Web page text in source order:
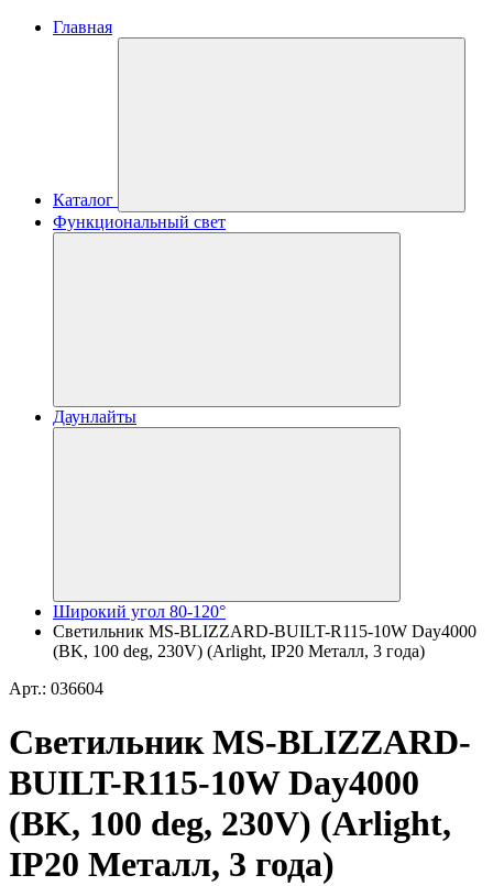
Главная
Каталог
Функциональный свет
Даунлайты
Широкий угол 80-120°
Светильник MS-BLIZZARD-BUILT-R115-10W Day4000
(BK, 100 deg, 230V) (Arlight, IP20 Металл, 3 года)
Арт.: 036604
Светильник MS-BLIZZARD-
BUILT-R115-10W Day4000
(BK, 100 deg, 230V) (Arlight,
IP20 Металл, 3 года)